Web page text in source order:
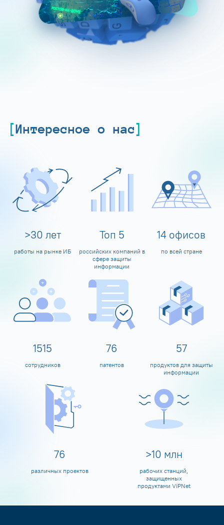
Интересное о нас
>30 лет
работы на рынке ИБ
Топ 5
российских компаний в
сфере защиты
информации
14 офисов
по всей стране
1600
сотрудников
80
патентов
60
продуктов для защиты
информации
80
различных проектов
>10 млн
рабочих станций,
защищенных
продуктами ViPNet